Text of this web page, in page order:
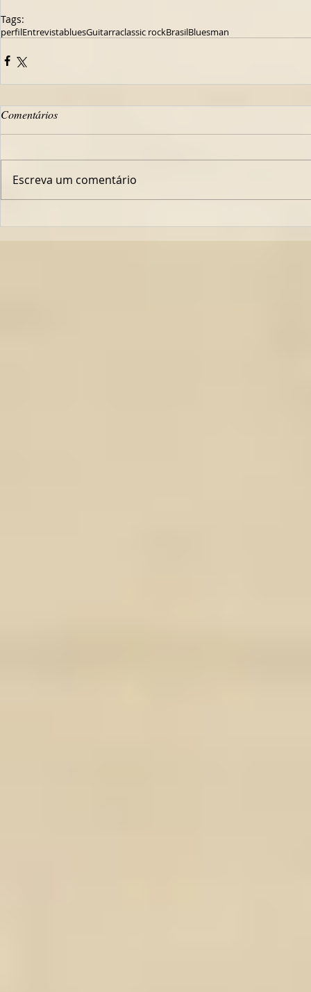
Tags:
perfilEntrevistabluesGuitarraclassic rockBrasilBluesman
Comentários
Escreva um comentário